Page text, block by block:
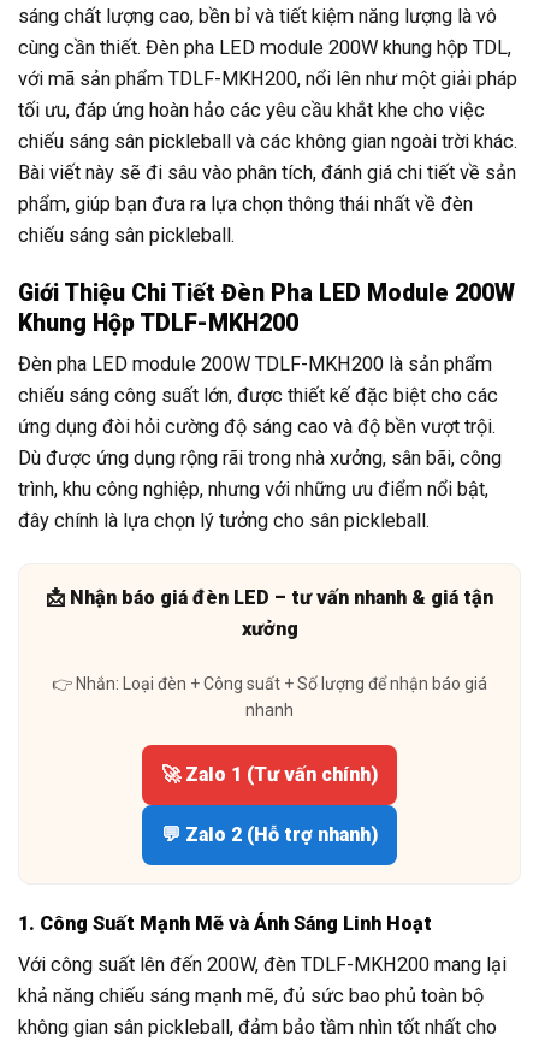
sáng chất lượng cao, bền bỉ và tiết kiệm năng lượng là vô
cùng cần thiết. Đèn pha LED module 200W khung hộp TDL,
với mã sản phẩm TDLF-MKH200, nổi lên như một giải pháp
tối ưu, đáp ứng hoàn hảo các yêu cầu khắt khe cho việc
chiếu sáng sân pickleball và các không gian ngoài trời khác.
Bài viết này sẽ đi sâu vào phân tích, đánh giá chi tiết về sản
phẩm, giúp bạn đưa ra lựa chọn thông thái nhất về đèn
chiếu sáng sân pickleball.
Giới Thiệu Chi Tiết Đèn Pha LED Module 200W
Khung Hộp TDLF-MKH200
Đèn pha LED module 200W TDLF-MKH200 là sản phẩm
chiếu sáng công suất lớn, được thiết kế đặc biệt cho các
ứng dụng đòi hỏi cường độ sáng cao và độ bền vượt trội.
Dù được ứng dụng rộng rãi trong nhà xưởng, sân bãi, công
trình, khu công nghiệp, nhưng với những ưu điểm nổi bật,
đây chính là lựa chọn lý tưởng cho sân pickleball.
📩 Nhận báo giá đèn LED – tư vấn nhanh & giá tận
xưởng
👉 Nhắn: Loại đèn + Công suất + Số lượng để nhận báo giá
nhanh
🚀 Zalo 1 (Tư vấn chính)
💬 Zalo 2 (Hỗ trợ nhanh)
1. Công Suất Mạnh Mẽ và Ánh Sáng Linh Hoạt
Với công suất lên đến 200W, đèn TDLF-MKH200 mang lại
khả năng chiếu sáng mạnh mẽ, đủ sức bao phủ toàn bộ
không gian sân pickleball, đảm bảo tầm nhìn tốt nhất cho